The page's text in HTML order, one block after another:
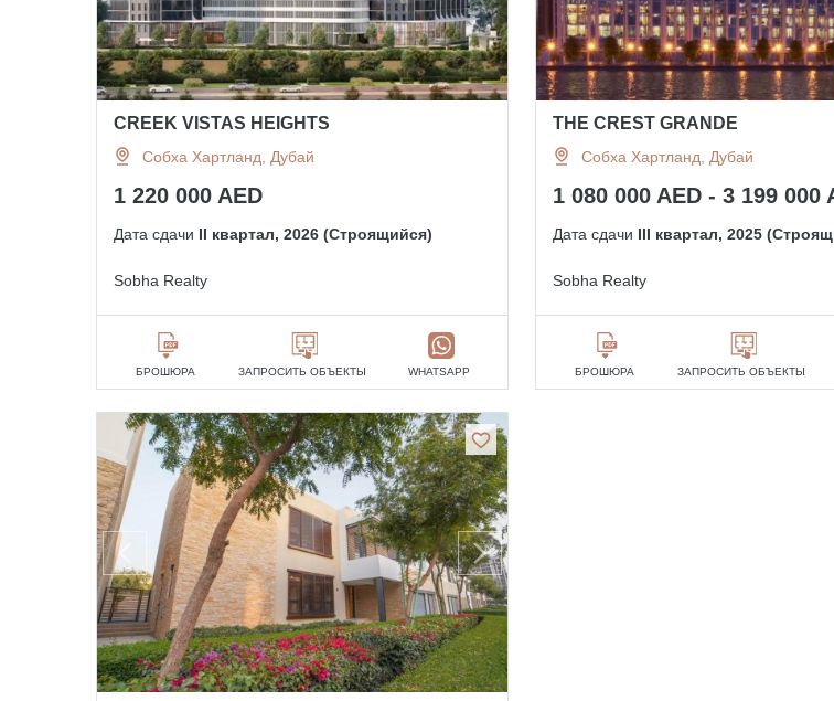
CREEK VISTAS HEIGHTS
Собха Хартланд, Дубай
1 220 000 AED
Дата сдачи II квартал, 2026 (Строящийся)
Sobha Realty
БРОШЮРА ЗАПРОСИТЬ ОБЪЕКТЫ WHATSAPP
THE CREST GRANDE
Собха Хартланд, Дубай
1 080 000 AED - 3 199 000
Дата сдачи III квартал, 2025
Sobha Realty
БРОШЮРА ЗАПРОСИТЬ ОБЪЕКТЫ